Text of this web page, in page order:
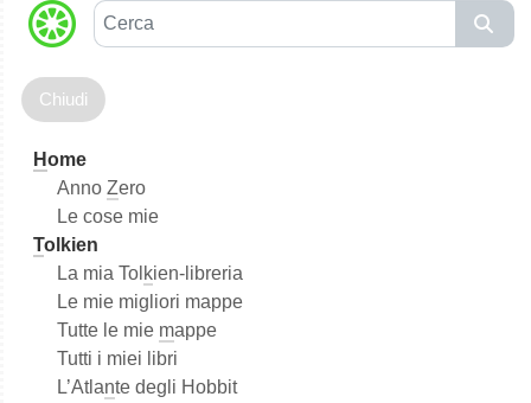
C
e
c
Home
Anno Zero
Le cose mie
Tolkien
La mia Tol kien-libreria
Le mie migliori mappe
Tutte le mie mappe
Tutti i miei libri
L’Atlante degli Hobbit